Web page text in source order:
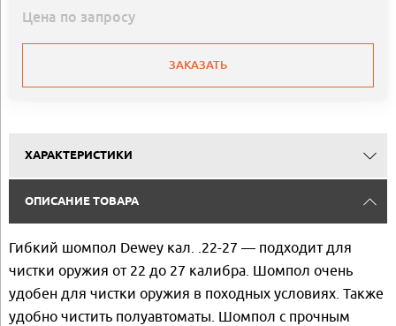
Цена по запросу
ЗАКАЗАТЬ
ХАРАКТЕРИСТИКИ
ОПИСАНИЕ ТОВАРА
Гибкий шомпол Dewey кал. .22-27 — подходит для
чистки оружия от 22 до 27 калибра. Шомпол очень
удобен для чистки оружия в походных условиях. Также
удобно чистить полуавтоматы. Шомпол с прочным